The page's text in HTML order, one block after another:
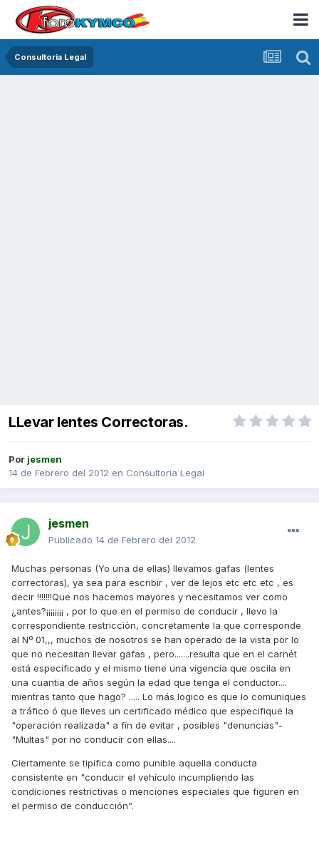
Consultoria Legal
LLevar lentes Correctoras.
Por jesmen
14 de Febrero del 2012 en Consultoria Legal
jesmen
Publicado 14 de Febrero del 2012
Muchas personas (Yo una de ellas) llevamos gafas (lentes
correctoras), ya sea para escribir , ver de lejos etc etc etc , es
decir !!!!!!!Que nos hacemos mayores y necesitamos ver como
¿antes?¡¡¡¡¡¡¡¡ , por lo que en el permiso de conducir , llevo la
correspondiente restricción, concretamente la que corresponde
al Nº 01,,, muchos de nosotros se han operado de la vista por lo
que no necesitan llevar gafas , pero.......resulta que en el carnét
está especificado y el mismo tiene una vigencia que oscila en
una cuantia de años según la edad que tenga el conductor....
mientras tanto que hago? ..... Lo más logico es que lo comuniques
a tráfico ó que lleves un certificado médico que especifique la
"operación realizada" a fín de evitar , posibles "denuncias"-
"Multas" por no conducir con ellas....
Ciertamente se tipifica como punible aquella conducta
consistente en "conducir el vehículo incumpliendo las
condiciones restrictivas o menciones especiales que figuren en
el permiso de conducción”.